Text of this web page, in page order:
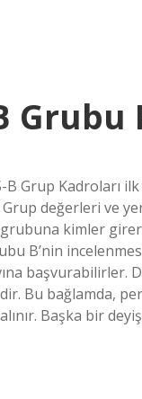
Grubu
Grup Kadroları
değerleri ve
kimler
B’nin
başvurabilirler.
Bu bağlamda,
Başka bir